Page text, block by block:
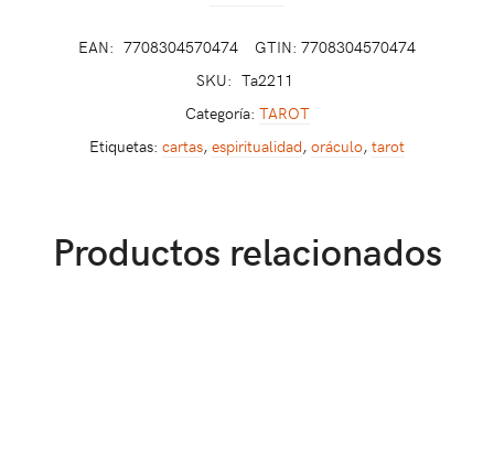
EAN: 7708304570474
GTIN: 7708304570474
SKU: Ta2211
Categoría: TAROT
Etiquetas: cartas, espiritualidad, oráculo, tarot
Productos relacionados